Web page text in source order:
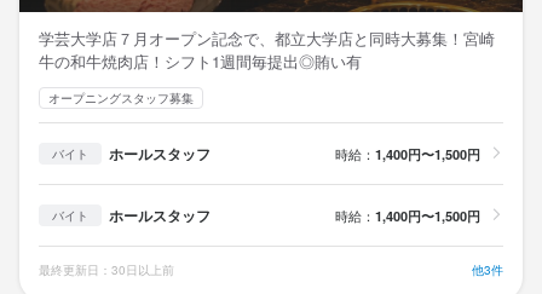
学芸大学店７月オープン記念で、都立大学店と同時大募集！宮崎
牛の和牛焼肉店！シフト1週間毎提出◎賄い有
オープニングスタッフ募集
バイト ホールスタッフ 時給： 1,400円〜1,500円
バイト ホールスタッフ 時給： 1,400円〜1,500円
最終更新日：30日以上前 他3件